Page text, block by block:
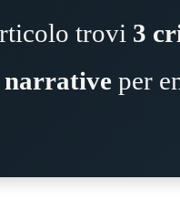
trovi 3
narrative per